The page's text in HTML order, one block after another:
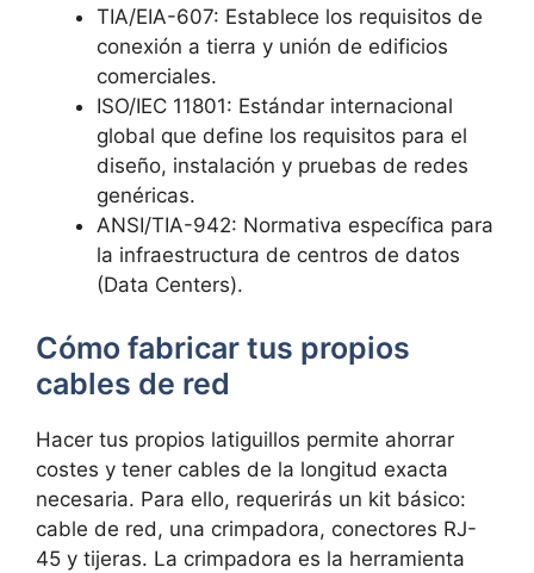
TIA/EIA-607: Establece los requisitos de
conexión a tierra y unión de edificios
comerciales.
ISO/IEC 11801: Estándar internacional
global que define los requisitos para el
diseño, instalación y pruebas de redes
genéricas.
ANSI/TIA-942: Normativa específica para
la infraestructura de centros de datos
(Data Centers).
Cómo fabricar tus propios
cables de red
Hacer tus propios latiguillos permite ahorrar
costes y tener cables de la longitud exacta
necesaria. Para ello, requerirás un kit básico:
cable de red, una crimpadora, conectores RJ-
45 y tijeras. La crimpadora es la herramienta